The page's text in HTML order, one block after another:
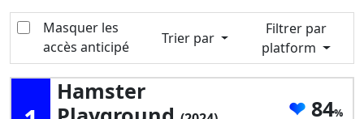
Masquer les
accès anticipé
Trier par
Filtrer par
platform
Hamster
84